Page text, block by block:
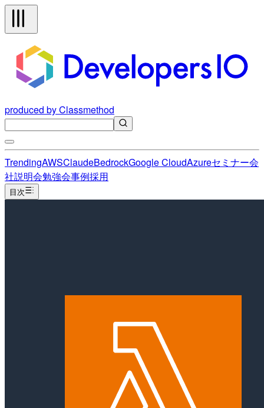
produced by Classmethod
TrendingAWSClaudeBedrockGoogle CloudAzureセミナー会
社説明会勉強会事例採用
目次